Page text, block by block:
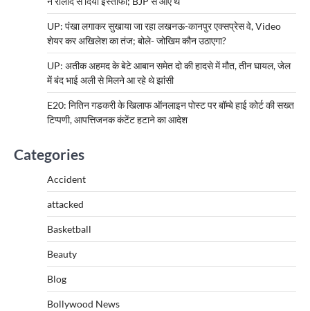
UP: पंखा लगाकर सुखाया जा रहा लखनऊ-कानपुर एक्सप्रेस वे, Video
शेयर कर अखिलेश का तंज; बोले- जोखिम कौन उठाएगा?
UP: अतीक अहमद के बेटे आबान समेत दो की हादसे में मौत, तीन घायल, जेल
में बंद भाई अली से मिलने आ रहे थे झांसी
E20: नितिन गडकरी के खिलाफ ऑनलाइन पोस्ट पर बॉम्बे हाई कोर्ट की सख्त
टिप्पणी, आपत्तिजनक कंटेंट हटाने का आदेश
Categories
Accident
attacked
Basketball
Beauty
Blog
Bollywood News